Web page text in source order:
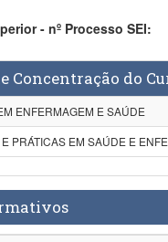
- nº Processo SEI:
Concentração do
ENFERMAGEM E SAÚDE
PRÁTICAS EM SAÚDE E